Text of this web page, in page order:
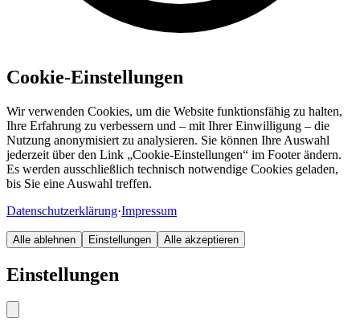
Cookie-Einstellungen
Wir verwenden Cookies, um die Website funktionsfähig zu halten,
Ihre Erfahrung zu verbessern und – mit Ihrer Einwilligung – die
Nutzung anonymisiert zu analysieren. Sie können Ihre Auswahl
jederzeit über den Link „Cookie-Einstellungen“ im Footer ändern.
Es werden ausschließlich technisch notwendige Cookies geladen,
bis Sie eine Auswahl treffen.
Datenschutzerklärung·Impressum
Alle ablehnen Einstellungen Alle akzeptieren
Einstellungen